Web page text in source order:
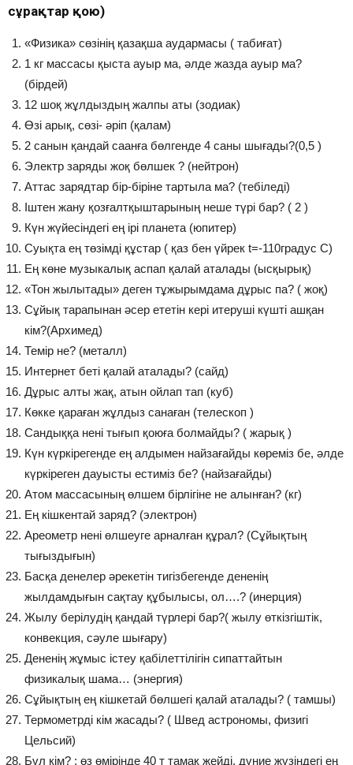
сұрақтар қою)
«Физика» сөзінің қазақша аудармасы ( табиғат)
1 кг массасы қыста ауыр ма, әлде жазда ауыр ма?
(бірдей)
12 шоқ жұлдыздың жалпы аты (зодиак)
Өзі арық, сөзі- әріп (қалам)
2 санын қандай саанға бөлгенде 4 саны шығады?(0,5 )
Электр заряды жоқ бөлшек ? (нейтрон)
Аттас зарядтар бір-біріне тартыла ма? (тебіледі)
Іштен жану қозғалтқыштарының неше түрі бар? ( 2 )
Күн жүйесіндегі ең ірі планета (юпитер)
Суықта ең төзімді құстар ( қаз бен үйрек t=-110градус С)
Ең көне музыкалық аспап қалай аталады (ысқырық)
«Тон жылытады» деген тұжырымдама дұрыс па? ( жоқ)
Сұйық тарапынан әсер ететін кері итеруші күшті ашқан
кім?(Архимед)
Темір не? (металл)
Интернет беті қалай аталады? (сайд)
Дұрыс алты жақ, атын ойлап тап (куб)
Көкке қараған жұлдыз санаған (телескоп )
Сандыққа нені тығып қоюға болмайды? ( жарық )
Күн күркірегенде ең алдымен найзағайды көреміз бе, әлде
күркіреген дауысты естиміз бе? (найзағайды)
Атом массасының өлшем бірлігіне не алынған? (кг)
Ең кішкентай заряд? (электрон)
Ареометр нені өлшеуге арналған құрал? (Сұйықтың
тығыздығын)
Басқа денелер әрекетін тигізбегенде дененің
жылдамдығын сақтау құбылысы, ол….? (инерция)
Жылу берілудің қандай түрлері бар?( жылу өткізгіштік,
конвекция, сәуле шығару)
Дененің жұмыс істеу қабілеттілігін сипаттайтын
физикалық шама… (энергия)
Сұйықтың ең кішкетай бөлшегі қалай аталады? ( тамшы)
Термометрді кім жасады? ( Швед астрономы, физигі
Цельсий)
Бұл кім? : өз өмірінде 40 т тамақ жейді, дүние жүзіндегі ең